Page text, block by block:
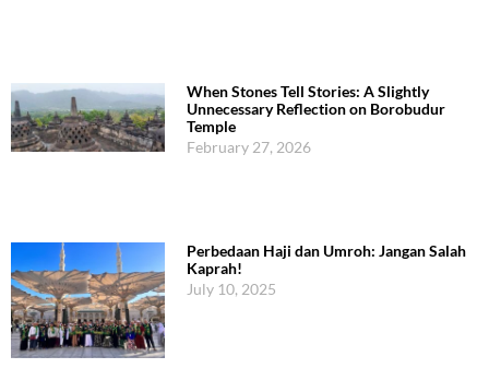
When Stones Tell Stories: A Slightly
Unnecessary Reflection on Borobudur
Temple
February 27, 2026
Perbedaan Haji dan Umroh: Jangan Salah
Kaprah!
July 10, 2025